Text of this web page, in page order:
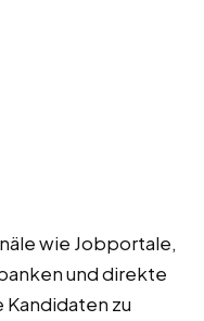
wie Jobportale,
und direkte
zu